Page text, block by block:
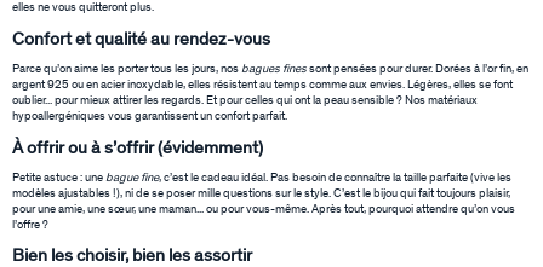
elles ne vous quitteront plus.
Confort et qualité au rendez-vous
Parce qu’on aime les porter tous les jours, nos bagues fines sont pensées pour durer. Dorées à l’or fin, en
argent 925 ou en acier inoxydable, elles résistent au temps comme aux envies. Légères, elles se font
oublier... pour mieux attirer les regards. Et pour celles qui ont la peau sensible ? Nos matériaux
hypoallergéniques vous garantissent un confort parfait.
À offrir ou à s’offrir (évidemment)
Petite astuce : une bague fine, c’est le cadeau idéal. Pas besoin de connaître la taille parfaite (vive les
modèles ajustables !), ni de se poser mille questions sur le style. C’est le bijou qui fait toujours plaisir,
pour une amie, une sœur, une maman... ou pour vous-même. Après tout, pourquoi attendre qu’on vous
l’offre ?
Bien les choisir, bien les assortir